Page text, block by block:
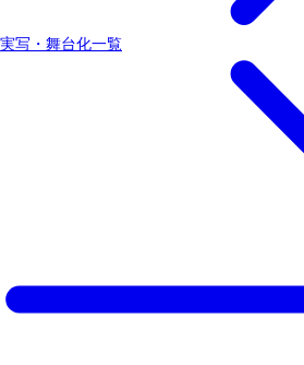
実写・舞台化一覧